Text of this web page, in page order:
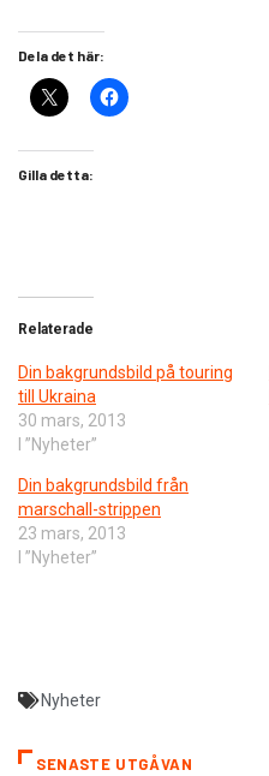
Dela det här:
Gilla detta:
Relaterade
Din bakgrundsbild på touring
till Ukraina
30 mars, 2013
I ”Nyheter”
Din bakgrundsbild från
marschall-strippen
23 mars, 2013
I ”Nyheter”
Nyheter
SENASTE UTGÅVAN